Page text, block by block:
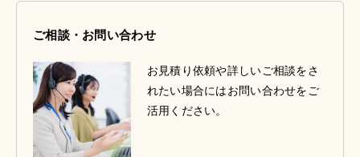
ご相談・お問い合わせ
お見積り依頼や詳しいご相談をさ
れたい場合にはお問い合わせをご
活用ください。